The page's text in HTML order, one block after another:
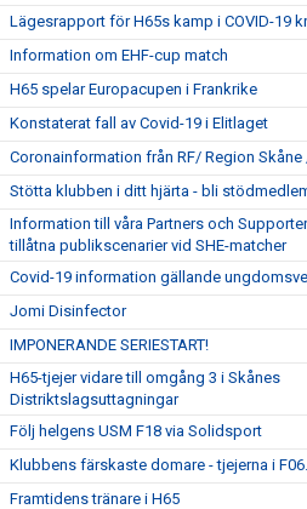
Lägesrapport för H65s kamp i COVID-19
Information om EHF-cup match
H65 spelar Europacupen i Frankrike
Konstaterat fall av Covid-19 i Elitlaget
Coronainformation från RF/ Region Skåne
Stötta klubben i ditt hjärta - bli
Information till våra Partners och
tillåtna publikscenarier vid SHE-matcher
Covid-19 information gällande
Jomi Disinfector
IMPONERANDE SERIESTART!
H65-tjejer vidare till omgång 3 i Skånes
Distriktslagsuttagningar
Följ helgens USM F18 via Solidsport
Klubbens färskaste domare - tjejerna i F06.
Framtidens tränare i H65